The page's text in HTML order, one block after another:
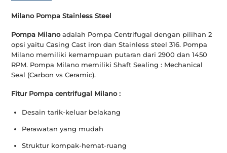
Milano Pompa Stainless Steel
Pompa Milanoadalah Pompa Centrifugal dengan pilihan 2
opsi yaitu Casing Cast iron dan Stainless steel 316. Pompa
Milano memiliki kemampuan putaran dari 2900 dan 1450
RPM. Pompa Milano memiliki Shaft Sealing : Mechanical
Seal (Carbon vs Ceramic).
Fitur Pompa centrifugal Milano :
Desain tarik-keluar belakang
Perawatan yang mudah
Struktur kompak-hemat-ruang